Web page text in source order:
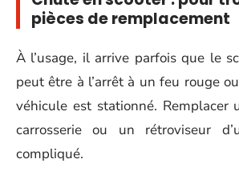
pièces de remplacement
À l’usage, il arrive parfois que le
peut être à l’arrêt à un feu rouge
véhicule est stationné. Remplacer
carrosserie ou un rétroviseur
compliqué.